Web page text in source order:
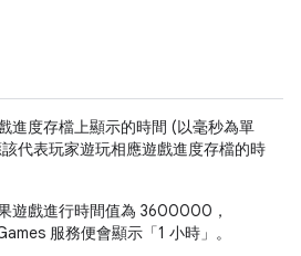
進度存檔上顯示的時間 (以毫秒為單
代表玩家遊玩相應遊戲進度存檔的時
遊戲進行時間值為 3600000，
服務便會顯示「1 小時」。